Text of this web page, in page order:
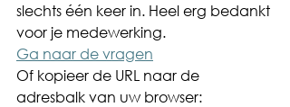
slechts één keer in. Heel erg bedankt
voor je medewerking.
Ga naar de vragen
Of kopieer de URL naar de
adresbalk van uw browser: